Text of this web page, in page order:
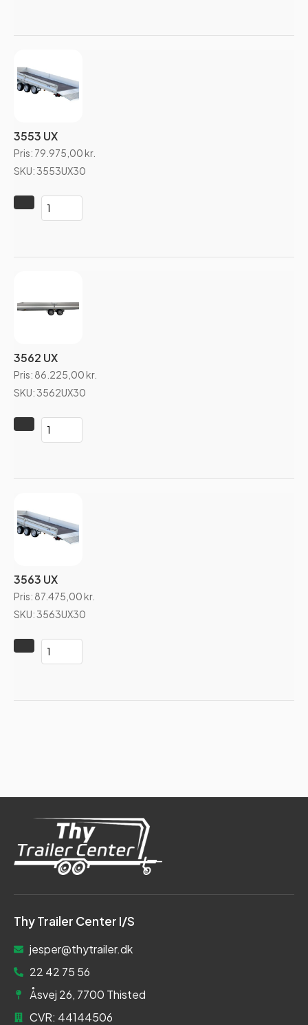
3553 UX
Pris: 79.975,00 kr.
SKU: 3553UX30
3562 UX
Pris: 86.225,00 kr.
SKU: 3562UX30
3563 UX
Pris: 87.475,00 kr.
SKU: 3563UX30
Thy Trailer Center I/S
jesper@thytrailer.dk
22 42 75 56
Åsvej 26, 7700 Thisted
CVR: 44144506